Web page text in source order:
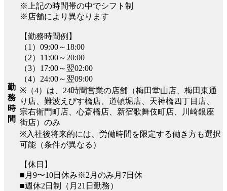
勤
務
時
間
※上記の時間帯の中でシフト制
※店舗により異なります
【勤務時間例】
（1）09:00～18:00
（2）11:00～20:00
（3）17:00～翌02:00
（4）24:00～翌09:00
※（4）は、24時間営業の店舗（梅田堂山店、梅田東通
り店、難波えびす橋店、道頓堀店、天神橋四丁目店、
宗右衛門町店、心斎橋店、新宿歌舞伎町店、川崎銀座
街店）のみ
※入社後将来的には、労働時間を限定する働き方も選択
可能（条件が異なる）
【休日】
■月9〜10日休み※2月のみ月7日休
■週休2日制（月21日勤務）